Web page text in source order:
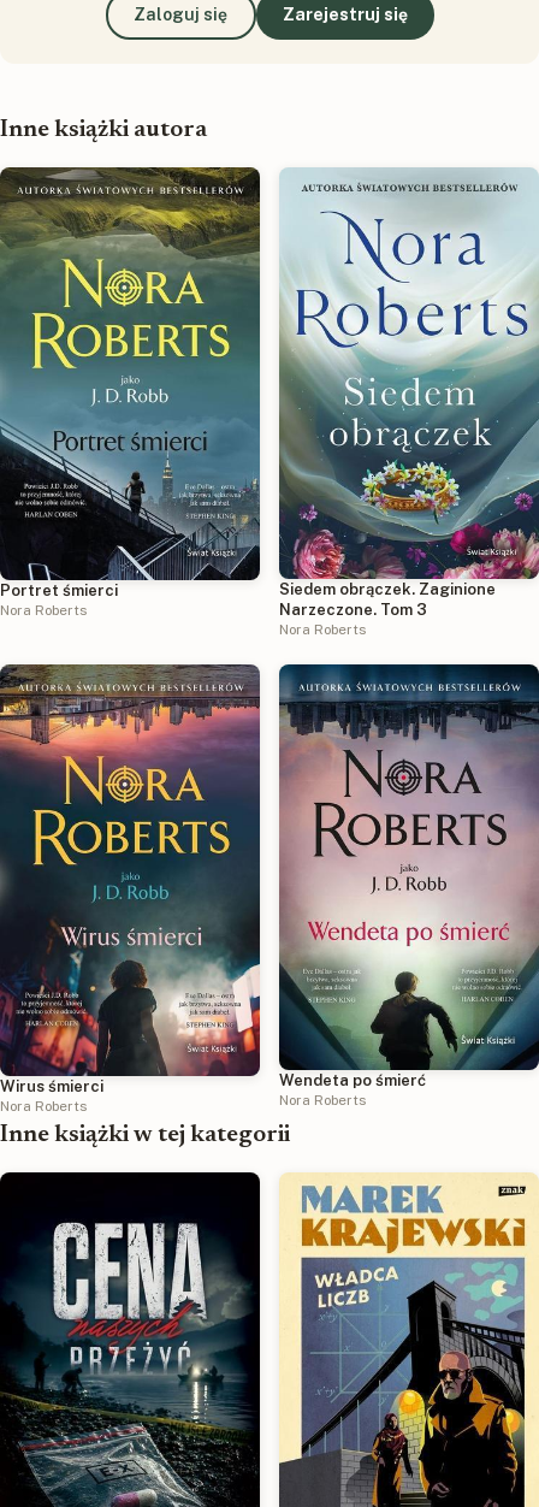
Zaloguj się Zarejestruj się
Inne książki autora
Portret śmierci
Nora Roberts
Siedem obrączek. Zaginione
Narzeczone. Tom 3
Nora Roberts
Wirus śmierci
Nora Roberts
Wendeta po śmierć
Nora Roberts
Inne książki w tej kategorii